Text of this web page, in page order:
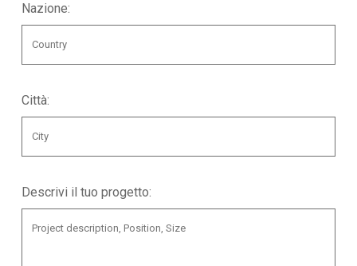
Nazione:
Città:
Descrivi il tuo progetto: